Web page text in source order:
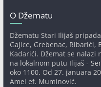
O Džematu
Džematu Stari Ilijaš
Gajice, Grebenac, Ribarići,
Kadarići. Džemat se
na lokalnom putu Ilijaš -
oko 1100. Od 27. januara
Amel ef. Muminović.